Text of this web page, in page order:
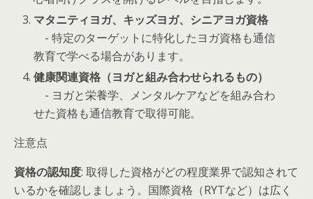
マタニティヨガ、キッズヨガ、シニアヨガ資格
- 特定のターゲットに特化したヨガ資格も通信
教育で学べる場合があります。
健康関連資格（ヨガと組み合わせられるもの）
- ヨガと栄養学、メンタルケアなどを組み合わ
せた資格も通信教育で取得可能。
注意点
資格の認知度: 取得した資格がどの程度業界で認知されて
いるかを確認しましょう。国際資格（RYTなど）は広く